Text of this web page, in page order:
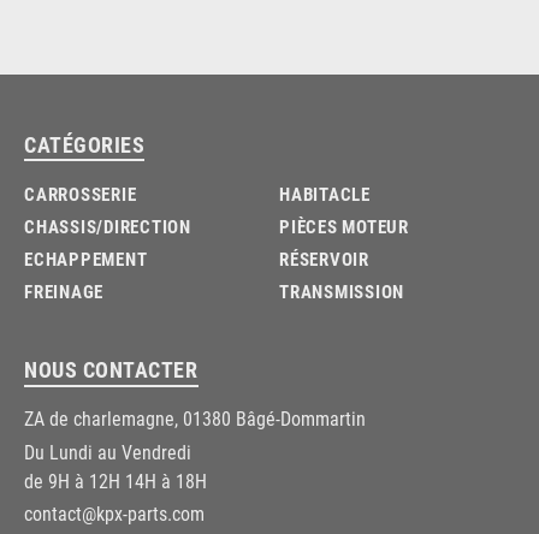
CATÉGORIES
CARROSSERIE
CHASSIS/DIRECTION
ECHAPPEMENT
FREINAGE
HABITACLE
PIÈCES MOTEUR
RÉSERVOIR
TRANSMISSION
NOUS CONTACTER
ZA de charlemagne, 01380 Bâgé-Dommartin
Du Lundi au Vendredi
de 9H à 12H 14H à 18H
contact@kpx-parts.com